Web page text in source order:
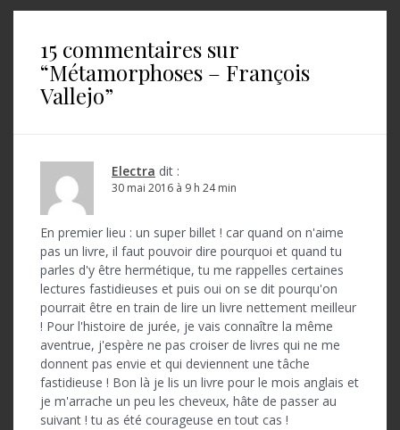
g
15 commentaires sur
“Métamorphoses – François
Vallejo”
Electra dit :
30 mai 2016 à 9 h 24 min
En premier lieu : un super billet ! car quand on n'aime
pas un livre, il faut pouvoir dire pourquoi et quand tu
parles d'y être hermétique, tu me rappelles certaines
lectures fastidieuses et puis oui on se dit pourqu'on
pourrait être en train de lire un livre nettement meilleur
! Pour l'histoire de jurée, je vais connaître la même
aventrue, j'espère ne pas croiser de livres qui ne me
donnent pas envie et qui deviennent une tâche
fastidieuse ! Bon là je lis un livre pour le mois anglais et
je m'arrache un peu les cheveux, hâte de passer au
suivant ! tu as été courageuse en tout cas !